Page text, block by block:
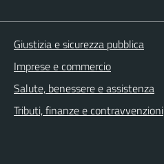
Giustizia e sicurezza pubblica
Imprese e commercio
Salute, benessere e assistenza
Tributi, finanze e contravvenzioni